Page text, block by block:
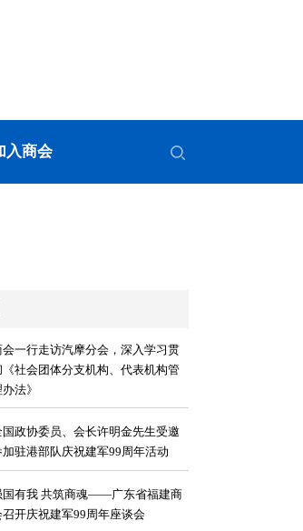
作
入商会
会一行走访汽摩分会，深入学习贯
《社会团体分支机构、代表机构管
法》
国政协委员、会长许明金先生受邀
加驻港部队庆祝建军99周年活动
国有我 共筑商魂——广东省福建商
召开庆祝建军99周年座谈会